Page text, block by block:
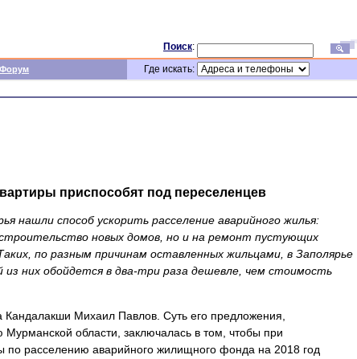
Поиск:
Форум
Где искать:
приспособят под переселенцев
нашли способ ускорить расселение аварийного жилья:
новых домов, но и на ремонт пустующих
по разным причинам оставленных жильцами, в Заполярье
них обойдется в два-три раза дешевле, чем стоимость
Кандалакши Михаил Павлов. Суть его предложения,
области, заключалась в том, чтобы при
расселению аварийного жилищного фонда на 2018 год